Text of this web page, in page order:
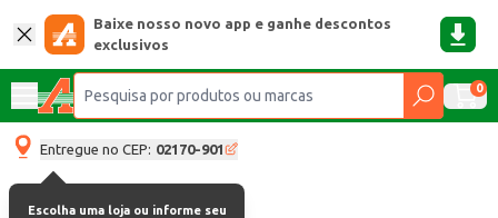
Baixe nosso novo app e ganhe descontos
exclusivos
0
Entregue no CEP: 02170-901
Escolha uma loja ou informe seu